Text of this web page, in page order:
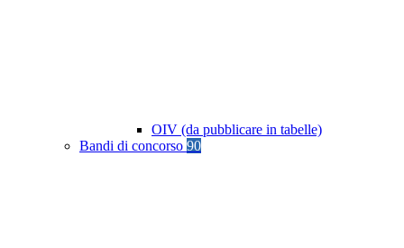
OIV (da pubblicare in tabelle)
Bandi di concorso 90